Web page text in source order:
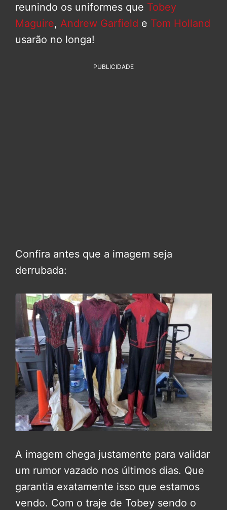
reunindo os uniformes que Tobey
Maguire, Andrew Garfield e Tom Holland
usarão no longa!
PUBLICIDADE
Confira antes que a imagem seja
derrubada:
A imagem chega justamente para validar
um rumor vazado nos últimos dias. Que
garantia exatamente isso que estamos
vendo. Com o traje de Tobey sendo o